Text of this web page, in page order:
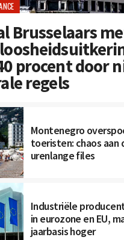
Brusselaars
procent door
regels
Montenegro
toeristen: chaos aan
urenlange files
Industriële
in eurozone en EU,
jaarbasis hoger